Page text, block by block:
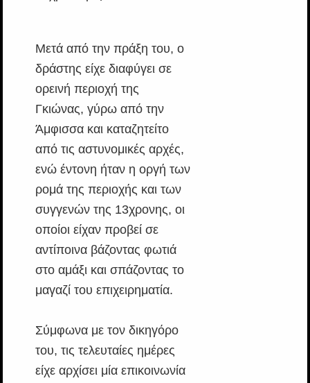
Μετά από την πράξη του, ο
δράστης είχε διαφύγει σε
ορεινή περιοχή της
Γκιώνας, γύρω από την
Άμφισσα και καταζητείτο
από τις αστυνομικές αρχές,
ενώ έντονη ήταν η οργή των
ρομά της περιοχής και των
συγγενών της 13χρονης, οι
οποίοι είχαν προβεί σε
αντίποινα βάζοντας φωτιά
στο αμάξι και σπάζοντας το
μαγαζί του επιχειρηματία.
Σύμφωνα με τον δικηγόρο
του, τις τελευταίες ημέρες
είχε αρχίσει μία επικοινωνία